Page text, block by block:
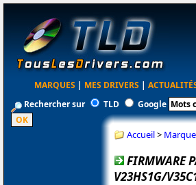
MARQUES | MES DRIVERS |
Rechercher sur
TLD Google
Accueil>
FIRMWARE
V23HS1G/